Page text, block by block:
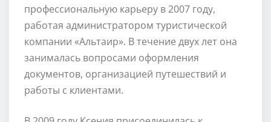
профессиональную карьеру в 2007 году,
работая администратором туристической
компании «Альтаир». В течение двух лет она
занималась вопросами оформления
документов, организацией путешествий и
работы с клиентами.